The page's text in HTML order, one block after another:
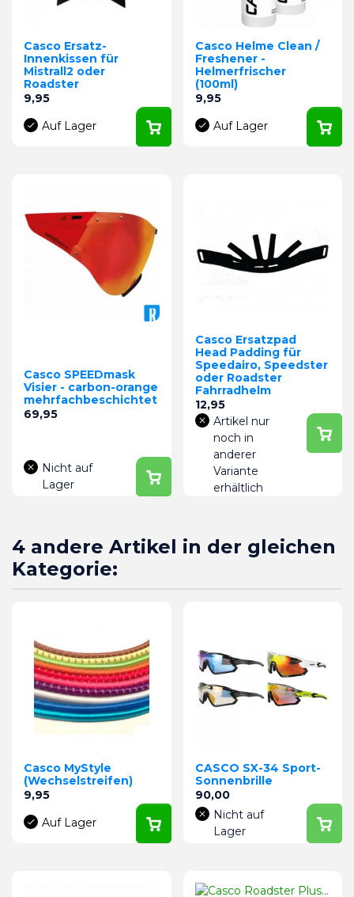
Casco Ersatz-
Innenkissen für
Mistrall2 oder
Roadster
Preis
9,95
Auf Lager
Casco Helme Clean /
Freshener -
Helmerfrischer
(100ml)
Preis
9,95
Auf Lager
Casco SPEEDmask
Visier - carbon-orange
mehrfachbeschichtet
Preis
69,95
Nicht auf
Lager
Casco Ersatzpad
Head Padding für
Speedairo, Speedster
oder Roadster
Fahrradhelm
Preis
12,95
Artikel nur
noch in
anderer
Variante
erhältlich
4 andere Artikel in der gleichen
Kategorie:
Casco MyStyle
(Wechselstreifen)
Preis
9,95
Auf Lager
CASCO SX-34 Sport-
Sonnenbrille
Preis
90,00
Nicht auf
Lager